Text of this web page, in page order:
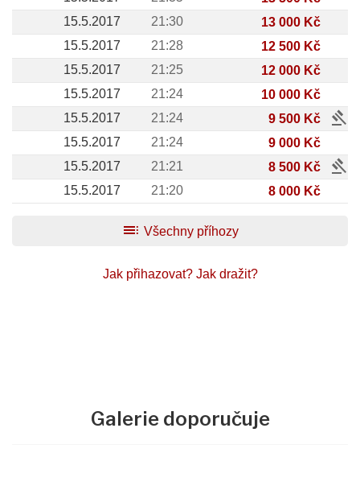
15.5.2017
21:30
13 000 Kč
15.5.2017
21:28
12 500 Kč
15.5.2017
21:25
12 000 Kč
15.5.2017
21:24
10 000 Kč
15.5.2017
21:24 9 500 Kč gavel
15.5.2017 21:24
9 000 Kč
15.5.2017
21:21 8 500 Kč gavel
15.5.2017 21:20 8 000 Kč
toc Všechny příhozy
Jak přihazovat? Jak dražit?
Galerie doporučuje